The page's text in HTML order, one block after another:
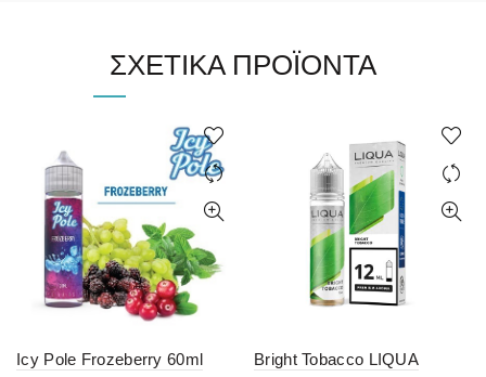
ΣΧΕΤΙΚΆ ΠΡΟΪΌΝΤΑ
Icy Pole Frozeberry 60ml
Bright Tobacco LIQUA